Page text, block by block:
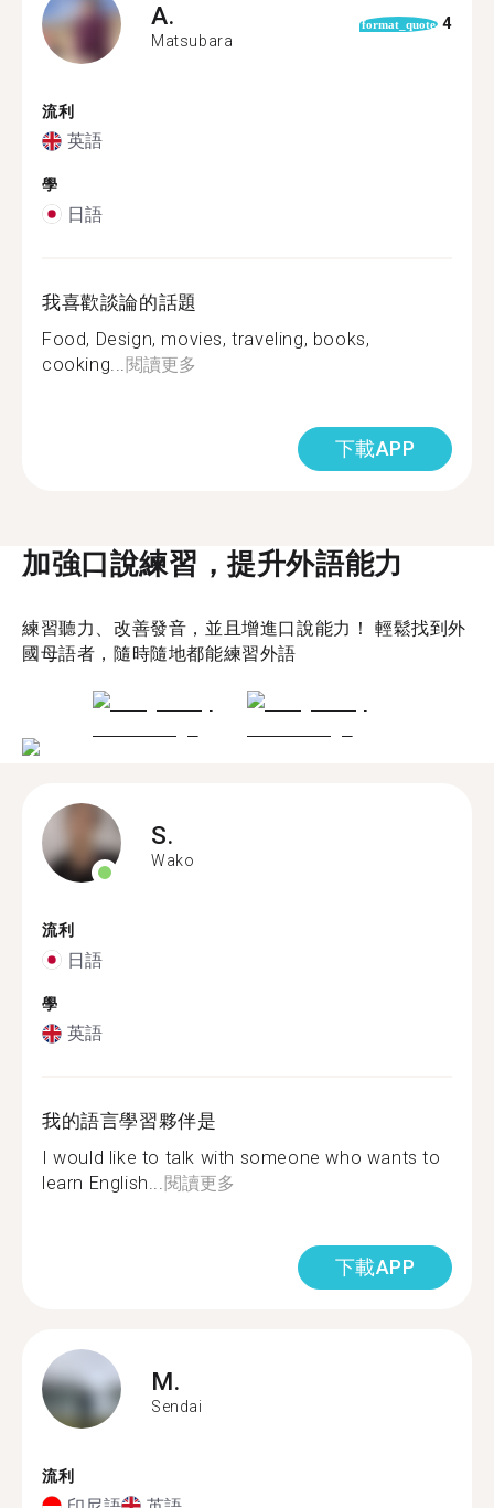
A.
Matsubara
format_quote 4
流利
英語
學
日語
我喜歡談論的話題
Food, Design, movies, traveling, books,
cooking... 閱讀更多
下載APP
加強口說練習，提升外語能力
練習聽力、改善發音，並且增進口說能力！ 輕鬆找到外
國母語者，隨時隨地都能練習外語
S.
Wako
流利
日語
學
英語
我的語言學習夥伴是
I would like to talk with someone who wants to
learn English...閱讀更多
下載APP
M.
Sendai
流利